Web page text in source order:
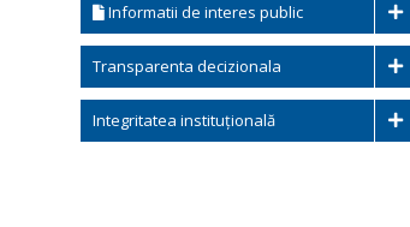
Informatii de interes public
Transparenta decizionala
Integritatea instituțională